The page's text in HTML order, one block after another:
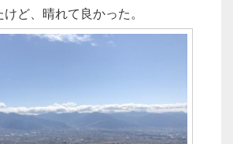
ど、晴れて良かった。